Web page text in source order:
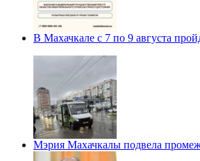
В Махачкале с 7 по 9 августа
Мэрия Махачкалы подвела